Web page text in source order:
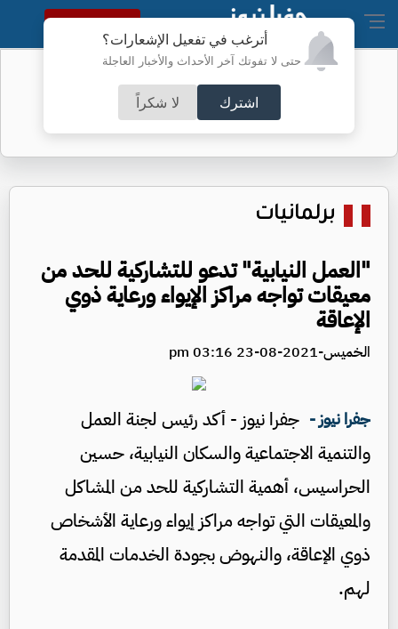
أترغب في تفعيل الإشعارات؟
حتى لا تفوتك آخر الأحداث والأخبار العاجلة
اشترك لا شكراً
النسخة الكاملة
برلمانيات
"العمل النيابية" تدعو للتشاركية للحد من
معيقات تواجه مراكز الإيواء ورعاية ذوي
الإعاقة
الخميس-2021-08-23 03:16 pm
جفرا نيوز - جفرا نيوز - أكد رئيس لجنة العمل
والتنمية الاجتماعية والسكان النيابية، حسين
الحراسيس، أهمية التشاركية للحد من المشاكل
والمعيقات التي تواجه مراكز إيواء ورعاية الأشخاص
ذوي الإعاقة، والنهوض بجودة الخدمات المقدمة
لهم.